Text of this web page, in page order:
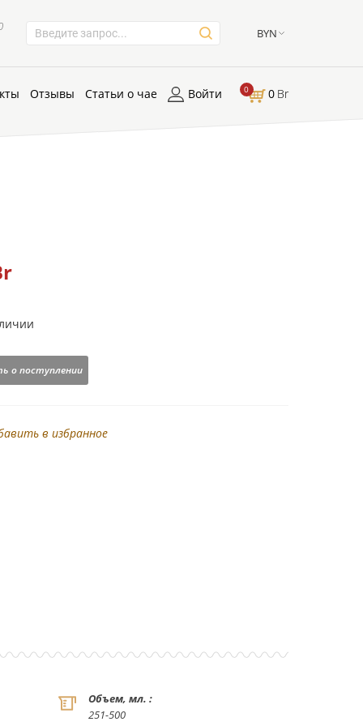
BYN
Отзывы Статьи о чае Войти 0 0 Br
о поступлении
в избранное
Объем, мл. :
251-500